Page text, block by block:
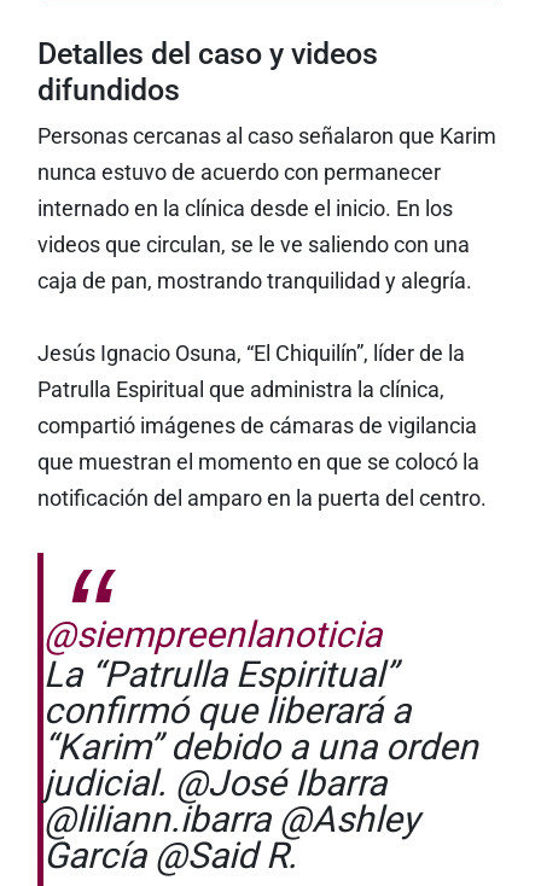
Detalles del caso y videos
difundidos
Personas cercanas al caso señalaron que Karim
nunca estuvo de acuerdo con permanecer
internado en la clínica desde el inicio. En los
videos que circulan, se le ve saliendo con una
caja de pan, mostrando tranquilidad y alegría.
Jesús Ignacio Osuna, “El Chiquilín”, líder de la
Patrulla Espiritual que administra la clínica,
compartió imágenes de cámaras de vigilancia
que muestran el momento en que se colocó la
notificación del amparo en la puerta del centro.
@siempreenlanoticia
La “Patrulla Espiritual”
confirmó que liberará a
“Karim” debido a una orden
judicial. @José Ibarra
@liliann.ibarra @Ashley
García @Said R.